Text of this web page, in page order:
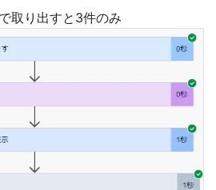
取り出すと3件のみ